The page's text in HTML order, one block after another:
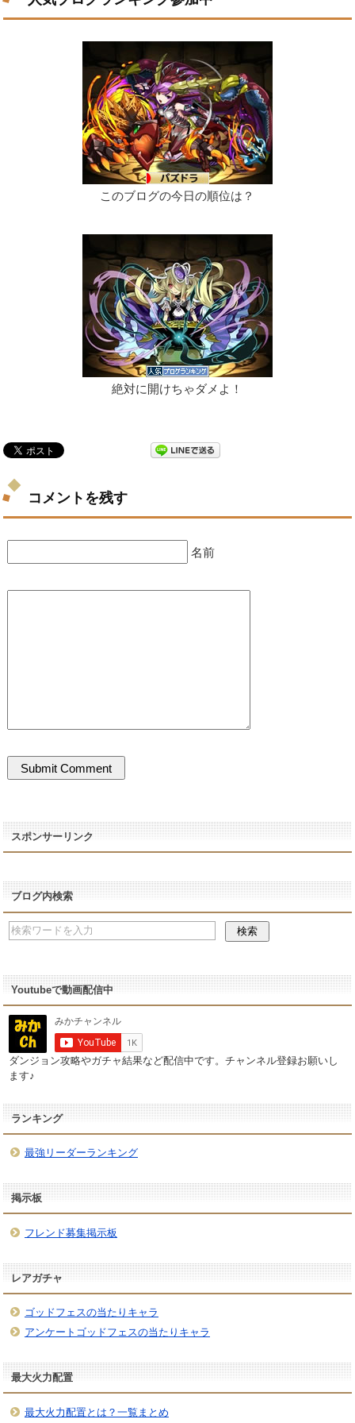
このブログの今日の順位は？
絶対に開けちゃダメよ！
コメントを残す
名前
スポンサーリンク
ブログ内検索
Youtubeで動画配信中
ダンジョン攻略やガチャ結果など配信中です。チャンネル登録お願いし
ます♪
ランキング
最強リーダーランキング
掲示板
フレンド募集掲示板
レアガチャ
ゴッドフェスの当たりキャラ
アンケートゴッドフェスの当たりキャラ
最大火力配置
最大火力配置とは？一覧まとめ